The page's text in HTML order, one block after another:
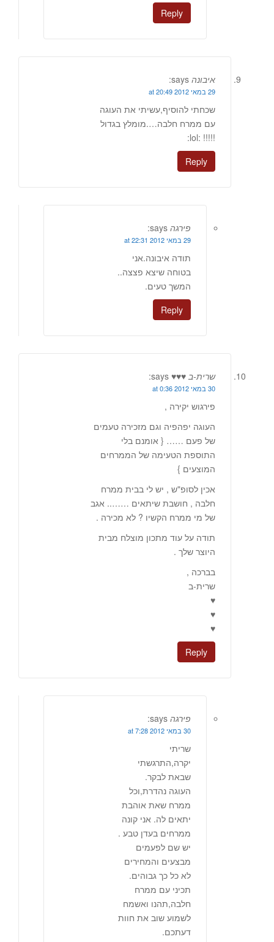
Reply
איבונה says:
29 במאי 2012 at 20:49
שכחתי להוסיף,עשיתי את העוגה
עם ממרח חלבה….מומלץ בגדול
!!!!! :lol:
Reply
פירגה says:
29 במאי 2012 at 22:31
תודה איבונה.אני
בטוחה שיצא פצצה..
המשך טעים.
Reply
שרית-ב ♥♥♥ says:
30 במאי 2012 at 0:36
פירגוש יקירה ,
העוגה יפהפיה וגם מזכירה טעמים
של פעם …… { אומנם בלי
התוספת הטעימה של הממרחים
המוצעים }
אכין לסופ"ש , יש לי בבית ממרח
חלבה , חושבת שיתאים …….. אגב
של מי ממרח הקשיו ? לא מכירה .
תודה על עוד מתכון מוצלח מבית
היוצר שלך .
בברכה ,
שרית-ב
♥
♥
♥
Reply
פירגה says:
30 במאי 2012 at 7:28
שריתי
יקרה,התרגשתי
שבאת לבקר.
העוגה נהדרת,וכל
ממרח שאת אוהבת
יתאים לה. אני קונה
ממרחים בעדן טבע .
יש שם לפעמים
מבצעים והמחירים
לא כל כך גבוהים.
תכיני עם ממרח
חלבה,תהנו ואשמח
לשמוע שוב את חוות
דעתכם.